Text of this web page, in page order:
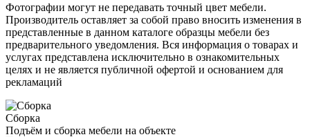
Фотографии могут не передавать точный цвет мебели.
Производитель оставляет за собой право вносить изменения в
представленные в данном каталоге образцы мебели без
предварительного уведомления. Вся информация о товарах и
услугах представлена исключительно в ознакомительных
целях и не является публичной офертой и основанием для
рекламаций
Сборка
Подъём и сборка мебели на объекте